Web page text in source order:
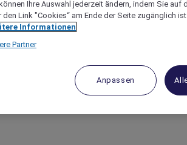
Ihre Auswahl jederzeit ändern, indem Sie auf
den Link "Cookies“ am Ende der Seite zugänglich
Informationen
Partner
Anpassen